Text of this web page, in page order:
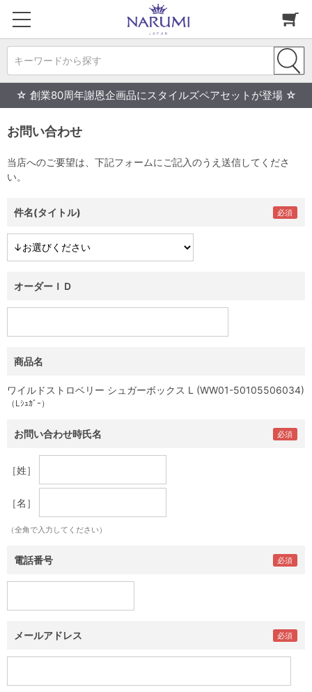
キーワードから探す
☆ 創業80周年謝恩企画品にスタイルズペアセットが登場 ☆
お問い合わせ
当店へのご要望は、下記フォームにご記入のうえ送信してくださ
い。
件名(タイトル)
オーダーＩＤ
商品名
ワイルドストロベリー シュガーボックス L (WW01-50105506034)
（Lｼｭｶﾞｰ）
お問い合わせ時氏名
［姓］
［名］
（全角で入力してください）
電話番号
メールアドレス